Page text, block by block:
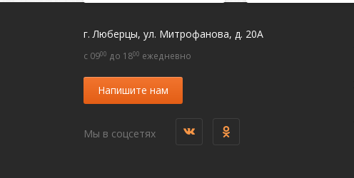
г. Люберцы, ул. Митрофанова, д. 20А
c 0900 до 1800 ежедневно
Напишите нам
Мы в соцсетях